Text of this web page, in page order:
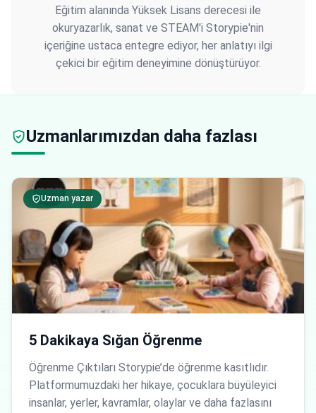
Eğitim alanında Yüksek Lisans derecesi ile
okuryazarlık, sanat ve STEAM'i Storypie'nin
içeriğine ustaca entegre ediyor, her anlatıyı ilgi
çekici bir eğitim deneyimine dönüştürüyor.
Uzmanlarımızdan daha fazlası
Uzman yazar
5 Dakikaya Sığan Öğrenme
Öğrenme Çıktıları Storypie’de öğrenme kasıtlıdır.
Platformumuzdaki her hikaye, çocuklara büyüleyici
insanlar, yerler, kavramlar, olaylar ve daha fazlasını